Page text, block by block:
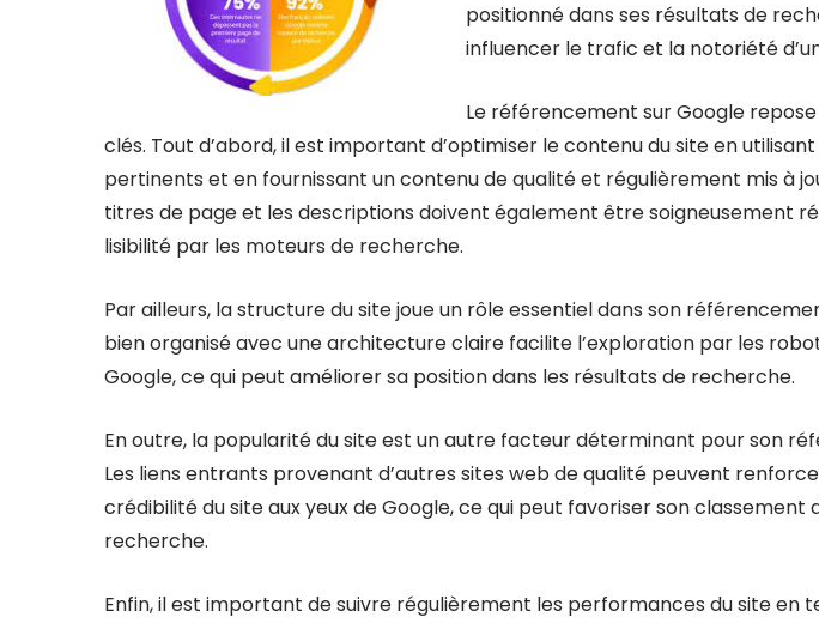
positionné dans ses résultats de
influencer le trafic et la notoriété
Le référencement sur Google
clés. Tout d’abord, il est important d’optimiser le contenu du site en
pertinents et en fournissant un contenu de qualité et régulièrement mis à
titres de page et les descriptions doivent également être soigneusement
lisibilité par les moteurs de recherche.
Par ailleurs, la structure du site joue un rôle essentiel dans son
bien organisé avec une architecture claire facilite l’exploration par les
Google, ce qui peut améliorer sa position dans les résultats de recherche.
En outre, la popularité du site est un autre facteur déterminant pour son
Les liens entrants provenant d’autres sites web de qualité peuvent
crédibilité du site aux yeux de Google, ce qui peut favoriser son classement
recherche.
Enfin, il est important de suivre régulièrement les performances du site en